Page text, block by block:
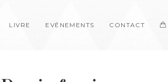
LIVRE EVÉNEMENTS CONTACT